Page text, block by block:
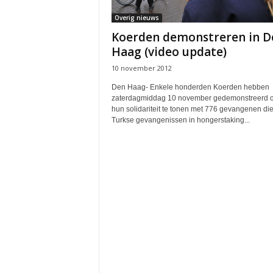
Overig nieuws
Koerden demonstreren in
Haag (video update)
10 november 2012
Den Haag- Enkele honderden Koerden hebben
zaterdagmiddag 10 november gedemonstreerd
hun solidariteit te tonen met 776 gevangenen
Turkse gevangenissen in hongerstaking...